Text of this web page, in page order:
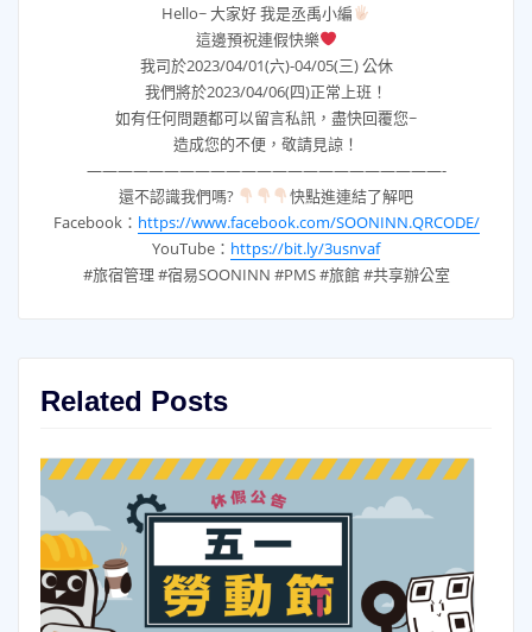
Hello~ 大家好 我是丞禹小編
這邊預祝連假快樂
我司於2023/04/01(六)-04/05(三) 公休
我們將於2023/04/06(四)正常上班！
如有任何問題都可以留言私訊，盡快回覆您~
造成您的不便，敬請見諒！
———————————————————————-
還不認識我們嗎?
快點進連結了解吧
Facebook： https://www.facebook.com/SOONINN.QRCODE/
YouTube： https://bit.ly/3usnvaf
#旅宿管理 #宿易SOONINN #PMS #旅館 #共享辦公室
Related Posts